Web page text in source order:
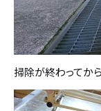
保証・アフターメン
家づくりの流れ
スタッフ紹介
お客様の声
お知らせ
掃除が終わってか